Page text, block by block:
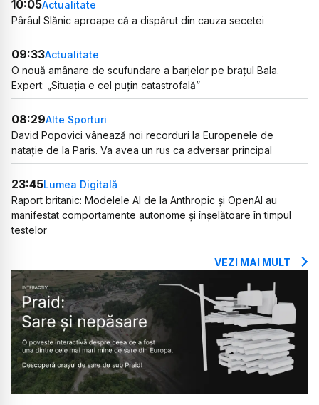
10:05Actualitate
Pârâul Slănic aproape că a dispărut din cauza secetei
09:33Actualitate
O nouă amânare de scufundare a barjelor pe brațul Bala.
Expert: „Situația e cel puțin catastrofală”
08:29Alte Sporturi
David Popovici vânează noi recorduri la Europenele de
natație de la Paris. Va avea un rus ca adversar principal
23:45Lumea Digitală
Raport britanic: Modelele AI de la Anthropic și OpenAI au
manifestat comportamente autonome și înșelătoare în timpul
testelor
VEZI MAI MULT